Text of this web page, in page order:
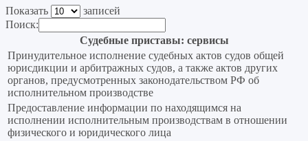
Показать
записей
Поиск:
Судебные приставы: сервисы
Принудительное исполнение судебных актов судов общей
юрисдикции и арбитражных судов, а также актов других
органов, предусмотренных законодательством РФ об
исполнительном производстве
Предоставление информации по находящимся на
исполнении исполнительным производствам в отношении
физического и юридического лица